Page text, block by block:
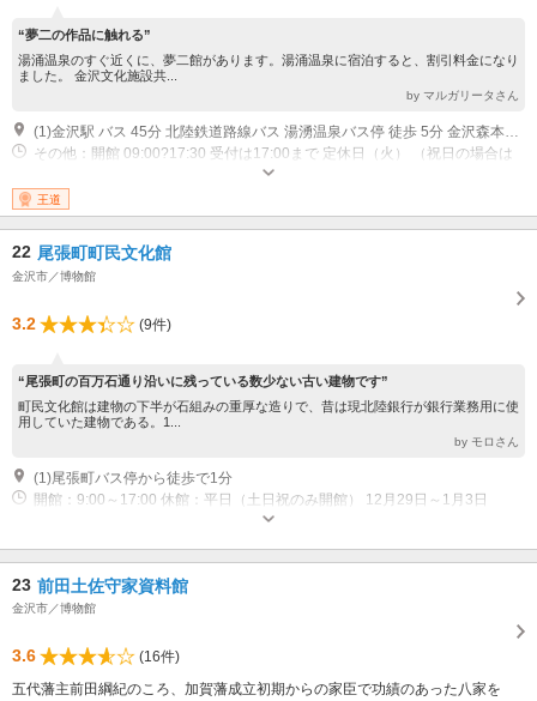
“夢二の作品に触れる”
湯涌温泉のすぐ近くに、夢二館があります。湯涌温泉に宿泊すると、割引料金になり
ました。 金沢文化施設共...
by マルガリータさん
その他：開館 09:00?17:30 受付は17:00まで 定休日（火） （祝日の場合は
翌平日） 休館 12月29日?1月3日、展示入替期間
王道
22 尾張町町民文化館
金沢市／博物館
3.2 (9件)
“尾張町の百万石通り沿いに残っている数少ない古い建物です”
町民文化館は建物の下半が石組みの重厚な造りで、昔は現北陸銀行が銀行業務用に使
用していた建物である。1...
by モロさん
(1)尾張町バス停から徒歩で1分
開館：9:00～17:00 休館：平日（土日祝のみ開館） 12月29日～1月3日
23 前田土佐守家資料館
金沢市／博物館
3.6
(16件)
五代藩主前田綱紀のころ、加賀藩成立初期からの家臣で功績のあった八家を